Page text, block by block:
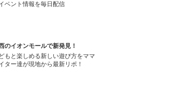
ベント情報を毎日配信
のイオンモールで新発見！
もと楽しめる新しい遊び方をママ
ター達が現地から最新リポ！